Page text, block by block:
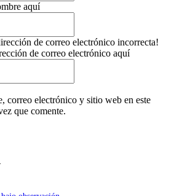
aquí
de correo electrónico incorrecta!
de correo electrónico aquí
correo electrónico y sitio web en este
que comente.